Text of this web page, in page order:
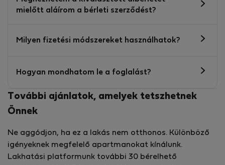
mielőtt aláírom a bérleti szerződést?
Milyen fizetési módszereket használhatok?
Hogyan mondhatom le a foglalást?
További ajánlatok, amelyek tetszhetnek
Önnek
Ne aggódjon, ha ez a lakás nem otthonos. Különböző
igényeknek megfelelő apartmanokat kínálunk.
Lakhatási platformunk további 30 bérelhető